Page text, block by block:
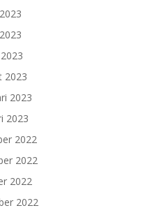
2023
2023
2023
2022
2022
2022
2022